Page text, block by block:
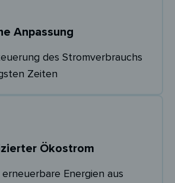
Anpassung
des Stromverbrauchs
Zeiten
Ökostrom
Energien aus